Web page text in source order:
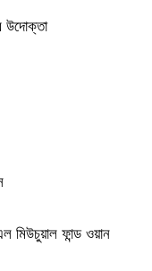
উদোক্তা
মিউচুয়াল ফান্ড ওয়ান